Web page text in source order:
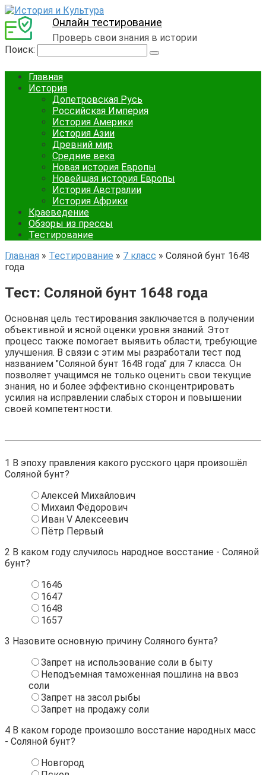
Онлайн тестирование
Проверь свои знания в истории
Поиск:
Главная
История
Допетровская Русь
Российская Империя
История Америки
История Азии
Древний мир
Средние века
Новая история Европы
Новейшая история Европы
История Австралии
История Африки
Краеведение
Обзоры из прессы
Тестирование
Главная » Тестирование » 7 класс » Соляной бунт 1648
года
Тест: Соляной бунт 1648 года
Основная цель тестирования заключается в получении
объективной и ясной оценки уровня знаний. Этот
процесс также помогает выявить области, требующие
улучшения. В связи с этим мы разработали тест под
названием "Соляной бунт 1648 года" для 7 класса. Он
позволяет учащимся не только оценить свои текущие
знания, но и более эффективно сконцентрировать
усилия на исправлении слабых сторон и повышении
своей компетентности.
1 В эпоху правления какого русского царя произошёл
Соляной бунт?
Алексей Михайлович
Михаил Фёдорович
Иван V Алексеевич
Пётр Первый
2 В каком году случилось народное восстание - Соляной
бунт?
1646
1647
1648
1657
3 Назовите основную причину Соляного бунта?
Запрет на использование соли в быту
Неподъемная таможенная пошлина на ввоз
соли
Запрет на засол рыбы
Запрет на продажу соли
4 В каком городе произошло восстание народных масс
- Соляной бунт?
Новгород